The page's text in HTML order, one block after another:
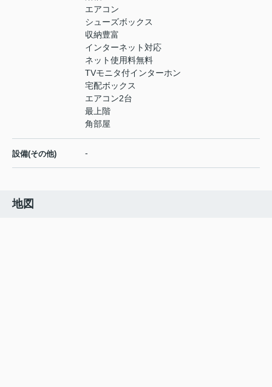
エアコン
シューズボックス
収納豊富
インターネット対応
ネット使用料無料
TVモニタ付インターホン
宅配ボックス
エアコン2台
最上階
角部屋
設備(その他) -
地図